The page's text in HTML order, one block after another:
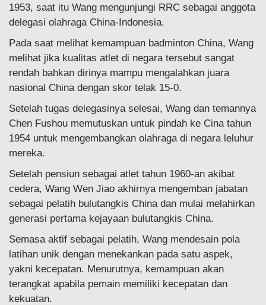
1953, saat itu Wang mengunjungi RRC sebagai anggota
delegasi olahraga China-Indonesia.
Pada saat melihat kemampuan badminton China, Wang
melihat jika kualitas atlet di negara tersebut sangat
rendah bahkan dirinya mampu mengalahkan juara
nasional China dengan skor telak 15-0.
Setelah tugas delegasinya selesai, Wang dan temannya
Chen Fushou memutuskan untuk pindah ke Cina tahun
1954 untuk mengembangkan olahraga di negara leluhur
mereka.
Setelah pensiun sebagai atlet tahun 1960-an akibat
cedera, Wang Wen Jiao akhirnya mengemban jabatan
sebagai pelatih bulutangkis China dan mulai melahirkan
generasi pertama kejayaan bulutangkis China.
Semasa aktif sebagai pelatih, Wang mendesain pola
latihan unik dengan menekankan pada satu aspek,
yakni kecepatan. Menurutnya, kemampuan akan
terangkat apabila pemain memiliki kecepatan dan
kekuatan.